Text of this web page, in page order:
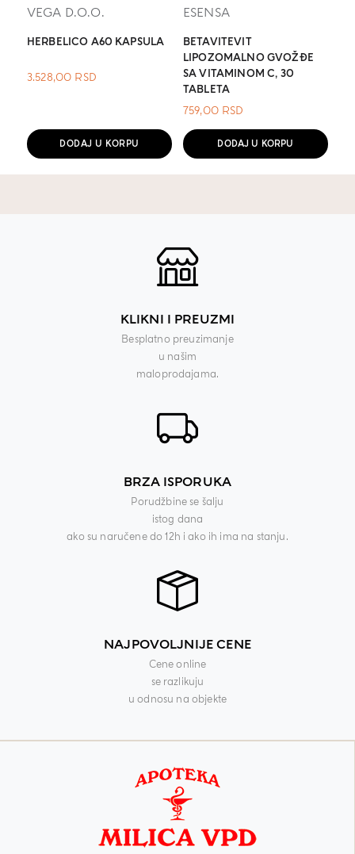
VEGA D.O.O.
HERBELICO A60 KAPSULA
3.528,00 RSD
DODAJ U KORPU
ESENSA
BETAVITEVIT
LIPOZOMALNO GVOŽĐE
SA VITAMINOM C, 30
TABLETA
759,00 RSD
DODAJ U KORPU
KLIKNI I PREUZMI
Besplatno preuzimanje
u našim
maloprodajama.
BRZA ISPORUKA
Porudžbine se šalju
istog dana
ako su naručene do 12h i ako ih ima na stanju.
NAJPOVOLJNIJE CENE
Cene online
se razlikuju
u odnosu na objekte